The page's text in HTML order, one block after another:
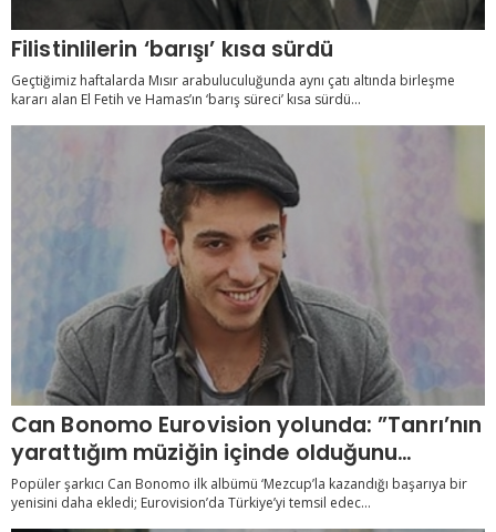
Filistinlilerin ‘barışı’ kısa sürdü
Geçtiğimiz haftalarda Mısır arabuluculuğunda aynı çatı altında birleşme
kararı alan El Fetih ve Hamas’ın ‘barış süreci’ kısa sürdü...
Can Bonomo Eurovision yolunda: ”Tanrı’nın
yarattığım müziğin içinde olduğunu
düşünüyorum”
Popüler şarkıcı Can Bonomo ilk albümü ‘Mezcup’la kazandığı başarıya bir
yenisini daha ekledi; Eurovision’da Türkiye’yi temsil edec...